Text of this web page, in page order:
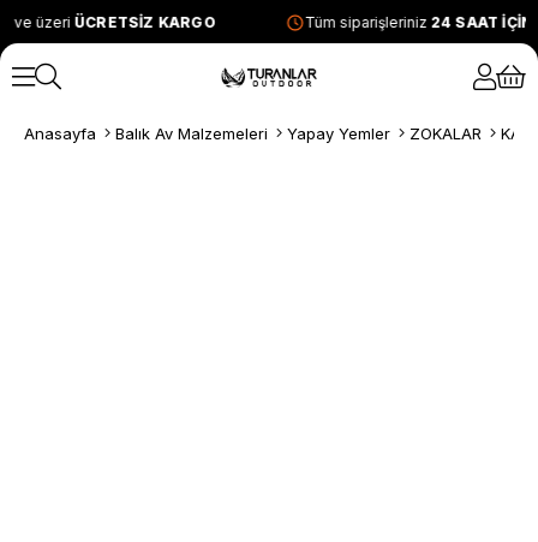
ve üzeri ÜCRETSİZ KARGO Tüm siparişleriniz 24 SAAT
Anasayfa Balık Av Malzemeleri Yapay Yemler ZOKALAR